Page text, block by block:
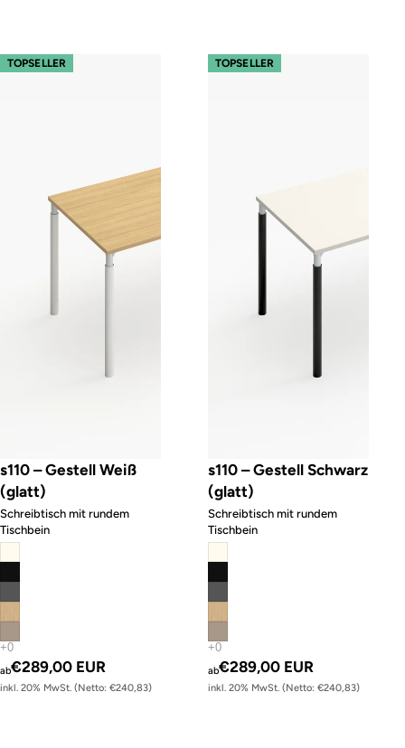
s110 – Gestell Weiß (glatt)
TOPSELLER
s110 – Gestell Weiß
(glatt)
Schreibtisch mit rundem
Tischbein
ab€289,00 EUR
inkl. 20% MwSt. (Netto: €240,83)
s110 – Gestell Schwarz (glatt)
TOPSELLER
s110 – Gestell Schwarz
(glatt)
Schreibtisch mit rundem
Tischbein
ab€289,00 EUR
inkl. 20% MwSt. (Netto: €240,83)